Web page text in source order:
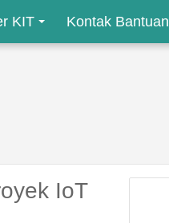
KIT Kontak Bantuan
IoT